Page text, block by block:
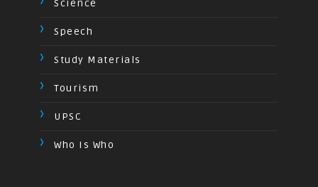
Science
Speech
Study Materials
Tourism
UPSC
Who Is Who